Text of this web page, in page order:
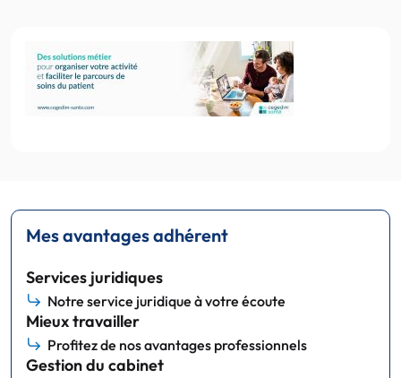
Mes avantages adhérent
Services juridiques
Notre service juridique à votre écoute
Mieux travailler
Profitez de nos avantages professionnels
Gestion du cabinet